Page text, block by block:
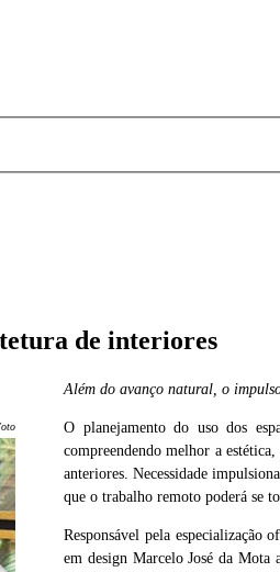
de interiores
Cedida
Além do avanço natural, o
O planejamento do uso dos
compreendendo melhor a
anteriores. Necessidade
que o trabalho remoto poderá se
Responsável pela especialização
em design Marcelo José da Mota